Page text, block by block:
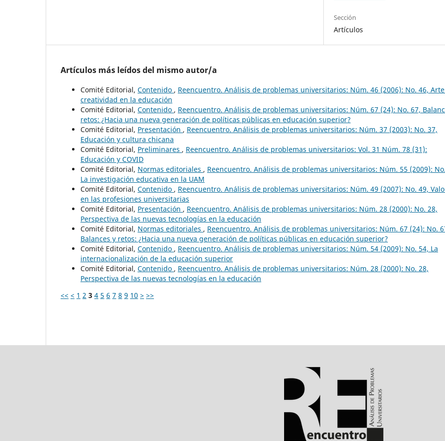
Sección
Artículos
Artículos más leídos del mismo autor/a
Comité Editorial, Contenido , Reencuentro. Análisis de problemas universitarios: Núm. 46 (2006): No. 46,
creatividad en la educación
Comité Editorial, Contenido , Reencuentro. Análisis de problemas universitarios: Núm. 67 (24): No. 67,
retos: ¿Hacia una nueva generación de políticas públicas en educación superior?
Comité Editorial, Presentación , Reencuentro. Análisis de problemas universitarios: Núm. 37 (2003): No. 37,
Educación y cultura chicana
Comité Editorial, Preliminares , Reencuentro. Análisis de problemas universitarios: Vol. 31 Núm. 78 (31):
Educación y COVID
Comité Editorial, Normas editoriales , Reencuentro. Análisis de problemas universitarios: Núm. 55 (2009):
La investigación educativa en la UAM
Comité Editorial, Contenido , Reencuentro. Análisis de problemas universitarios: Núm. 49 (2007): No. 49,
en las profesiones universitarias
Comité Editorial, Presentación , Reencuentro. Análisis de problemas universitarios: Núm. 28 (2000): No. 28,
Perspectiva de las nuevas tecnologías en la educación
Comité Editorial, Normas editoriales , Reencuentro. Análisis de problemas universitarios: Núm. 67 (24): No.
Balances y retos: ¿Hacia una nueva generación de políticas públicas en educación superior?
Comité Editorial, Contenido , Reencuentro. Análisis de problemas universitarios: Núm. 54 (2009): No. 54, La
internacionalización de la educación superior
Comité Editorial, Contenido , Reencuentro. Análisis de problemas universitarios: Núm. 28 (2000): No. 28,
Perspectiva de las nuevas tecnologías en la educación
<< < 1 2 3 4 5 6 7 8 9 10 > >>